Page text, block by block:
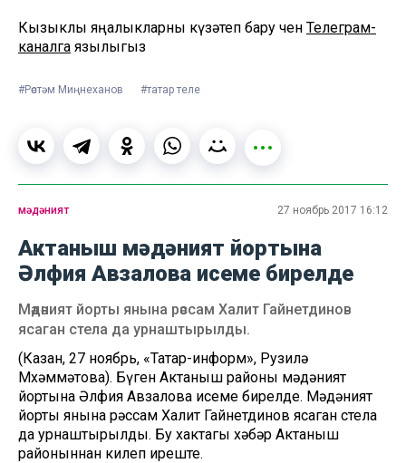
Кызыклы яңалыкларны күзәтеп бару өчен Телеграм-
каналга язылыгыз
#Рөстәм Миңнеханов #татар теле
мәдәният 27 ноябрь 2017 16:12
Актаныш мәдәният йортына
Әлфия Авзалова исеме бирелде
Мәдәният йорты янына рәссам Халит Гайнетдинов
ясаган стела да урнаштырылды.
(Казан, 27 ноябрь, «Татар-информ», Рузилә
Мөхәммәтова). Бүген Актаныш районы мәдәният
йортына Әлфия Авзалова исеме бирелде. Мәдәният
йорты янына рәссам Халит Гайнетдинов ясаган стела
да урнаштырылды. Бу хактагы хәбәр Актаныш
районыннан килеп иреште.